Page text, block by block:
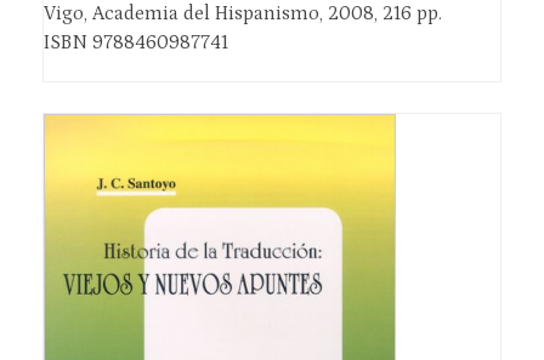
Vigo, Academia del Hispanismo, 2008, 216 pp.
ISBN 9788460987741